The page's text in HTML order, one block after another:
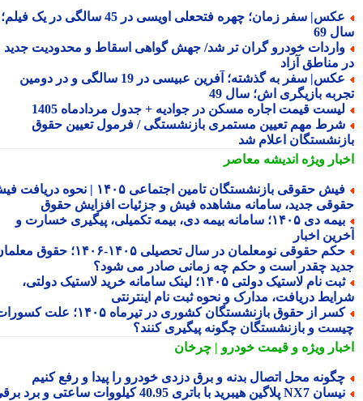
عکس| سفر زمان؛ چهره فتحعلی اویسی در 45 سالگی در یک فیلم؛
69
خودرو گران تر شد/ جهش گواهی اسقاط و محدودیت جدید
مناطق آزاد
عکس| سفر به گذشته؛ آفرین عبیسی در 19 سالگی و در دومین
بازیگری اش؛ سال 49
قیمت اجاره مسکن در جوادیه + جدول مردادماه 1405
مهم تعیین مستمری بازنشستگی / فرمول تعیین حقوق
اعلام شد
ویژهاندیشه معاصر
فیش حقوقی بازنشستگان تامین اجتماعی ۱۴۰۵ | نحوه دریافت فیش
جدید، سامانه مشاهده فیش و جزئیات افزایش حقوق
بیمه دی ۱۴۰۵؛ سامانه بیمه دی، بیمه تکمیلی، پیگیری خسارت و
اخبار
حکم حقوقی نومعلمان در سال تحصیلی ۱۴۰۵-۱۴۰۶؛ حقوق معلمان
چقدر است و حکم چه زمانی صادر می شود؟
ثبت نام لاستیک دولتی ۱۴۰۵؛ لینک سامانه خرید لاستیک دولتی،
دریافت، مدارک و نحوه ثبت نام اینترنتی
کسر از حقوق بازنشستگان کشوری در تیرماه ۱۴۰۵؛ علت کسورات
و بازنشستگان چگونه پیگیری کنند؟
ویژهو قیمت خودرو | چرخان
محل اتصال بدنه و برق دزدی خودرو را پیدا و رفع کنیم
نیسان NX7 پلاگین هیبرید با باتری 40.95 کیلووات ساعتی و برد برقی